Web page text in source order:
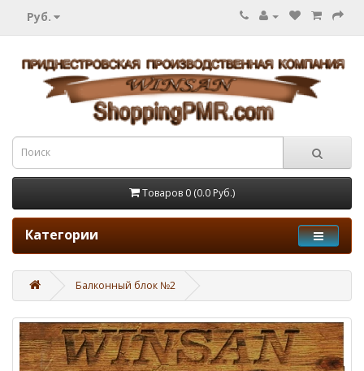
Руб.
Товаров 0 (0.0 Руб.)
Категории
Балконный блок №2